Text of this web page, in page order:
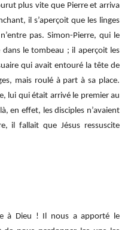
plus vite que Pierre et arriva
il s’aperçoit que les linges
pas. Simon-Pierre, qui le
le tombeau ; il aperçoit les
qui avait entouré la tête de
mais roulé à part à sa place.
lui qui était arrivé le premier au
en effet, les disciples n’avaient
il fallait que Jésus ressuscite
à Dieu ! Il nous a apporté le